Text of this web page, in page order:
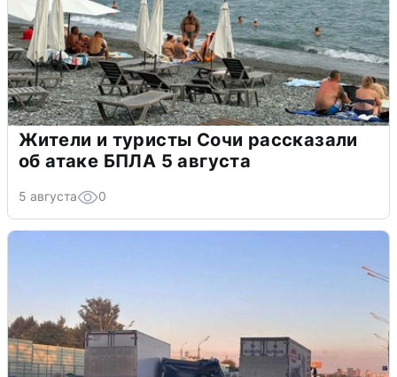
Жители и туристы Сочи рассказали
об атаке БПЛА 5 августа
5 августа 0